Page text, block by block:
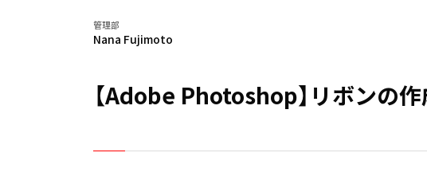
管理部
Nana Fujimoto
【Adobe Photoshop】リボンの